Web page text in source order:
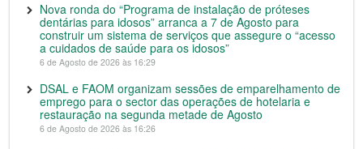
Nova ronda do “Programa de instalação de próteses
dentárias para idosos” arranca a 7 de Agosto para
construir um sistema de serviços que assegure o “acesso
a cuidados de saúde para os idosos”
6 de Agosto de 2026 às 16:29
DSAL e FAOM organizam sessões de emparelhamento de
emprego para o sector das operações de hotelaria e
restauração na segunda metade de Agosto
6 de Agosto de 2026 às 16:26